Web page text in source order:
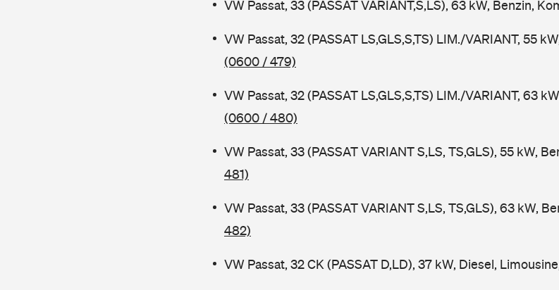
VW Passat, 33 (PASSAT VARIANT,S,LS), 63 kW, Benzin,
VW Passat, 32 (PASSAT LS,GLS,S,TS) LIM./VARIANT, 55
(0600 / 479)
VW Passat, 32 (PASSAT LS,GLS,S,TS) LIM./VARIANT, 63
(0600 / 480)
VW Passat, 33 (PASSAT VARIANT S,LS, TS,GLS), 55 kW,
481)
VW Passat, 33 (PASSAT VARIANT S,LS, TS,GLS), 63 kW,
482)
VW Passat, 32 CK (PASSAT D,LD), 37 kW, Diesel,